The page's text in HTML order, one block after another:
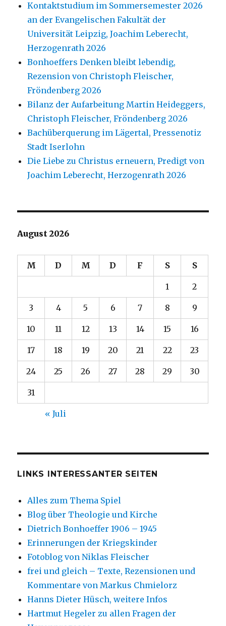
Kontaktstudium im Sommersemester 2026
an der Evangelischen Fakultät der
Universität Leipzig, Joachim Leberecht,
Herzogenrath 2026
Bonhoeffers Denken bleibt lebendig,
Rezension von Christoph Fleischer,
Fröndenberg 2026
Bilanz der Aufarbeitung Martin Heideggers,
Christoph Fleischer, Fröndenberg 2026
Bachüberquerung im Lägertal, Pressenotiz
Stadt Iserlohn
Die Liebe zu Christus erneuern, Predigt von
Joachim Leberecht, Herzogenrath 2026
August 2026
M D M D F S S
1 2
3 4 5 6 7 8 9
10 11 12 13 14 15 16
17 18 19 20 21 22 23
24 25 26 27 28 29 30
31
« Juli
LINKS INTERESSANTER SEITEN
Alles zum Thema Spiel
Blog über Theologie und Kirche
Dietrich Bonhoeffer 1906 – 1945
Erinnerungen der Kriegskinder
Fotoblog von Niklas Fleischer
frei und gleich – Texte, Rezensionen und
Kommentare von Markus Chmielorz
Hanns Dieter Hüsch, weitere Infos
Hartmut Hegeler zu allen Fragen der